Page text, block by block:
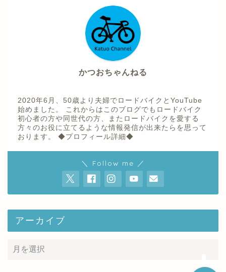
かつおちゃんねる
2020年6月、50歳より夫婦でロードバイクとYouTube
始めました。 これからはこのブログでもロードバイク
初心者の方や同世代の方、またロードバイクを愛する
方々のお役に立てるような情報発信が出来たらを思って
おります。 ◆プロフィール詳細◆
＼ Follow me ／
アーカイブ
プロフィール
お問い合わせ